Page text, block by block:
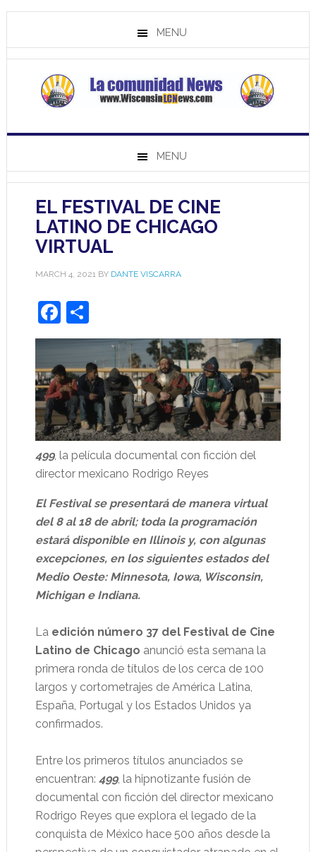
MENU
MENU
EL FESTIVAL DE CINE
LATINO DE CHICAGO
VIRTUAL
MARCH 4, 2021BY DANTE VISCARRA
Facebook
Share
499, la película documental con ficción del
director mexicano Rodrigo Reyes
El Festival se presentará de manera virtual
del 8 al 18 de abril; toda la programación
estará disponible en Illinois y, con algunas
excepciones, en los siguientes estados del
Medio Oeste: Minnesota, Iowa, Wisconsin,
Michigan e Indiana.
La edición número 37 del Festival de Cine
Latino de Chicago anunció esta semana la
primera ronda de títulos de los cerca de 100
largos y cortometrajes de América Latina,
España, Portugal y los Estados Unidos ya
confirmados.
Entre los primeros títulos anunciados se
encuentran: 499, la hipnotizante fusión de
documental con ficción del director mexicano
Rodrigo Reyes que explora el legado de la
conquista de México hace 500 años desde la